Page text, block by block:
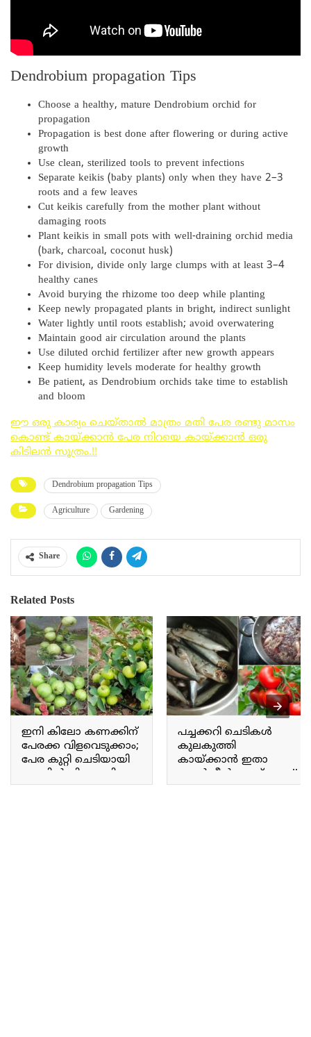
Dendrobium propagation Tips
Choose a healthy, mature Dendrobium orchid for
propagation
Propagation is best done after flowering or during active
growth
Use clean, sterilized tools to prevent infections
Separate keikis (baby plants) only when they have 2–3
roots and a few leaves
Cut keikis carefully from the mother plant without
damaging roots
Plant keikis in small pots with well-draining orchid media
(bark, charcoal, coconut husk)
For division, divide only large clumps with at least 3–4
healthy canes
Avoid burying the rhizome too deep while planting
Keep newly propagated plants in bright, indirect sunlight
Water lightly until roots establish; avoid overwatering
Maintain good air circulation around the plants
Use diluted orchid fertilizer after new growth appears
Keep humidity levels moderate for healthy growth
Be patient, as Dendrobium orchids take time to establish
and bloom
ഈ ഒരു കാര്യം ചെയ്‌താൽ മാത്രം മതി പേര രണ്ടു മാസം
കൊണ്ട് കായ്ക്കാൻ പേര നിറയെ കായ്ക്കാൻ ഒരു
കിടിലൻ സൂത്രം.!!
Dendrobium propagation Tips
Agriculture Gardening
Share
Related Posts
ഇനി കിലോ കണക്കിന്
പേരക്ക വിളവെടുക്കാം;
പേര കുറ്റി ചെടിയായി
ചുവട്ടിൽ നിന്നും നിറയെ
കായ്ക്കാൻ ഇതാ ഒരു
പച്ചക്കറി ചെടികൾ
കുലകുത്തി
കായ്ക്കാൻ ഇതാ
ഉഗ്രൻ മീൻ വേസ്റ്റ് വളം.!!
മീൻ വേസ്റ്റ് ഇനി ചുമ്മാ